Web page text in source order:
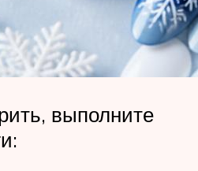
выполните